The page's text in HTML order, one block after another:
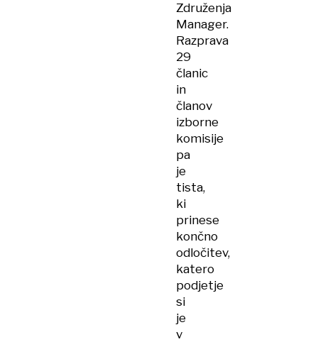
Združenja
Manager.
Razprava
29
članic
in
članov
izborne
komisije
pa
je
tista,
ki
prinese
končno
odločitev,
katero
podjetje
si
je
v